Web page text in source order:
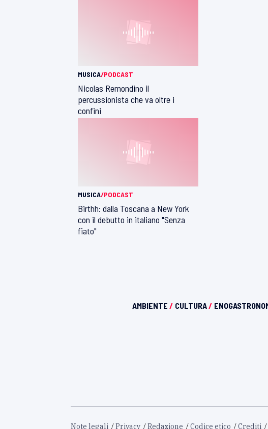
MUSICA/PODCAST
Nicolas Remondino il
percussionista che va oltre i
confini
MUSICA/PODCAST
Birthh: dalla Toscana a New York
con il debutto in italiano "Senza
fiato"
AMBIENTE / CULTURA /
Note legali Privacy Redazione Codice etico Crediti